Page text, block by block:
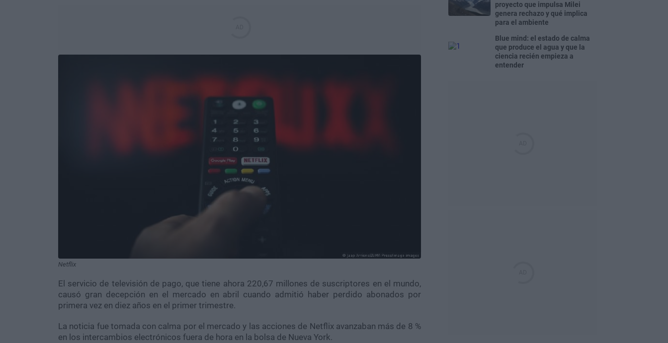
Netflix
El servicio de televisión de pago, que tiene ahora 220,67 millones de suscriptores en el mundo,
causó gran decepción en el mercado en abril cuando admitió haber perdido abonados por
primera vez en diez años en el primer trimestre.
La noticia fue tomada con calma por el mercado y las acciones de Netflix avanzaban más de 8 %
en los intercambios electrónicos fuera de hora en la bolsa de Nueva York.
proyecto que impulsa Milei
genera rechazo y qué implica
para el ambiente
Blue mind: el estado de calma
que produce el agua y que la
ciencia recién empieza a
entender